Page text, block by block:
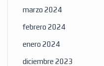
marzo 2024
febrero 2024
enero 2024
diciembre 2023